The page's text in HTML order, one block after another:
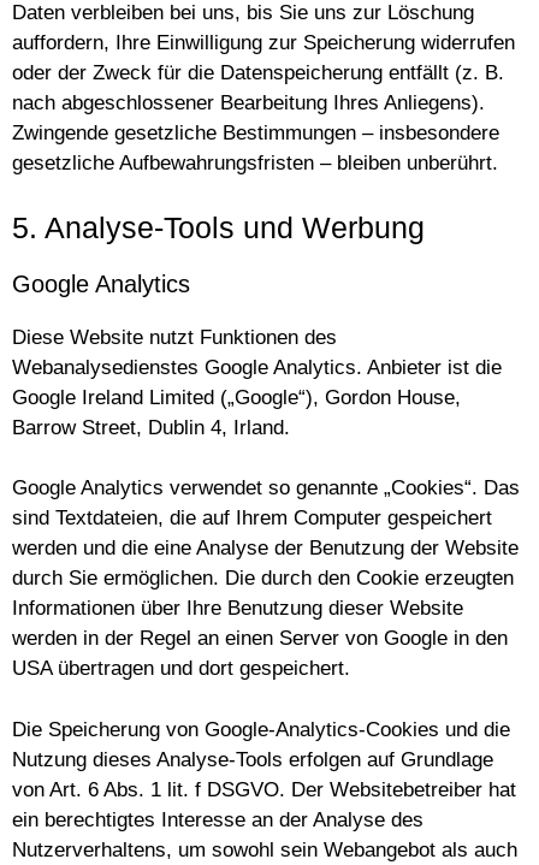
Daten verbleiben bei uns, bis Sie uns zur Löschung
auffordern, Ihre Einwilligung zur Speicherung widerrufen
oder der Zweck für die Datenspeicherung entfällt (z. B.
nach abgeschlossener Bearbeitung Ihres Anliegens).
Zwingende gesetzliche Bestimmungen – insbesondere
gesetzliche Aufbewahrungsfristen – bleiben unberührt.
5. Analyse-Tools und Werbung
Google Analytics
Diese Website nutzt Funktionen des
Webanalysedienstes Google Analytics. Anbieter ist die
Google Ireland Limited („Google“), Gordon House,
Barrow Street, Dublin 4, Irland.
Google Analytics verwendet so genannte „Cookies“. Das
sind Textdateien, die auf Ihrem Computer gespeichert
werden und die eine Analyse der Benutzung der Website
durch Sie ermöglichen. Die durch den Cookie erzeugten
Informationen über Ihre Benutzung dieser Website
werden in der Regel an einen Server von Google in den
USA übertragen und dort gespeichert.
Die Speicherung von Google-Analytics-Cookies und die
Nutzung dieses Analyse-Tools erfolgen auf Grundlage
von Art. 6 Abs. 1 lit. f DSGVO. Der Websitebetreiber hat
ein berechtigtes Interesse an der Analyse des
Nutzerverhaltens, um sowohl sein Webangebot als auch